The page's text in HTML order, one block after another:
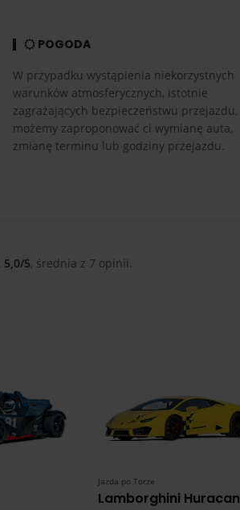
POGODA
W przypadku wystąpienia niekorzystnych
warunków atmosferycznych, istotnie
zagrażających bezpieczeństwu przejazdu,
możemy zaproponować ci wymianę auta,
zmianę terminu lub godziny przejazdu.
5,0/5, średnia z 7 opinii.
Jazda po Torze
Lamborghini Huracan